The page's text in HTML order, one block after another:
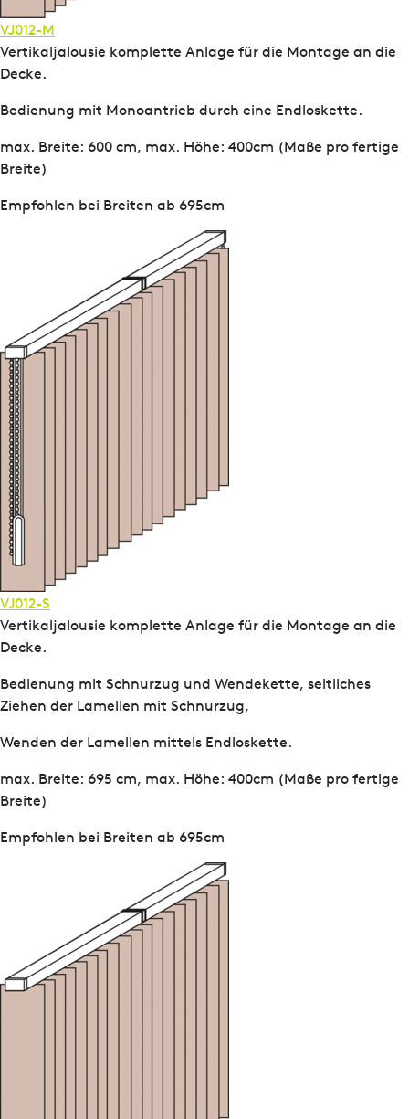
VJ012-M
Vertikaljalousie komplette Anlage für die Montage an die
Decke.
Bedienung mit Monoantrieb durch eine Endloskette.
max. Breite: 600 cm, max. Höhe: 400cm (Maße pro fertige
Breite)
Empfohlen bei Breiten ab 695cm
VJ012-S
Vertikaljalousie komplette Anlage für die Montage an die
Decke.
Bedienung mit Schnurzug und Wendekette, seitliches
Ziehen der Lamellen mit Schnurzug,
Wenden der Lamellen mittels Endloskette.
max. Breite: 695 cm, max. Höhe: 400cm (Maße pro fertige
Breite)
Empfohlen bei Breiten ab 695cm